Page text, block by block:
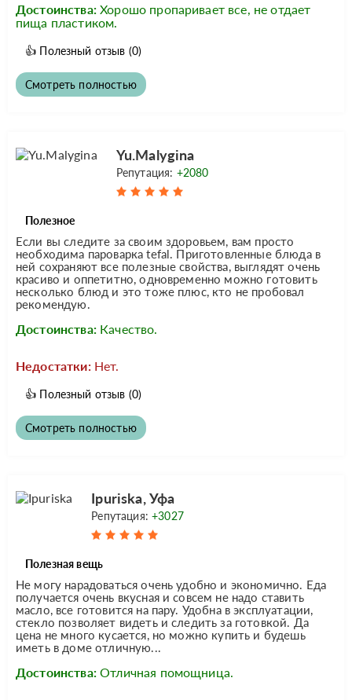
Достоинства: Хорошо пропаривает все, не отдает
пища пластиком.
👍 Полезный отзыв (0)
Смотреть полностью
Yu.Malygina
Репутация: +2080
Полезное
Если вы следите за своим здоровьем, вам просто
необходима пароварка tefal. Приготовленные блюда в
ней сохраняют все полезные свойства, выглядят очень
красиво и оппетитно, одновременно можно готовить
несколько блюд и это тоже плюс, кто не пробовал
рекомендую.
Достоинства: Качество.
Недостатки: Нет.
👍 Полезный отзыв (0)
Смотреть полностью
Ipuriska, Уфа
Репутация:+3027
Полезная вещь
Не могу нарадоваться очень удобно и экономично. Еда
получается очень вкусная и совсем не надо ставить
масло, все готовится на пару. Удобна в эксплуатации,
стекло позволяет видеть и следить за готовкой. Да
цена не много кусается, но можно купить и будешь
иметь в доме отличную...
Достоинства: Отличная помощница.